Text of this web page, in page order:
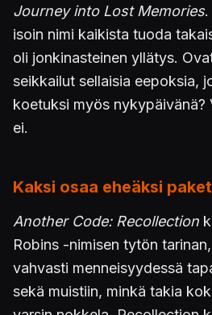
Journey into Lost Memories.
isoin nimi kaikista tuoda
oli jonkinasteinen yllätys.
seikkailut sellaisia eepoksia,
koetuksi myös nykypäivänä?
ei.
Kaksi osaa eheäksi
Another Code: Recollection
Robins -nimisen tytön
vahvasti menneisyydessä
sekä muistiin, minkä takia